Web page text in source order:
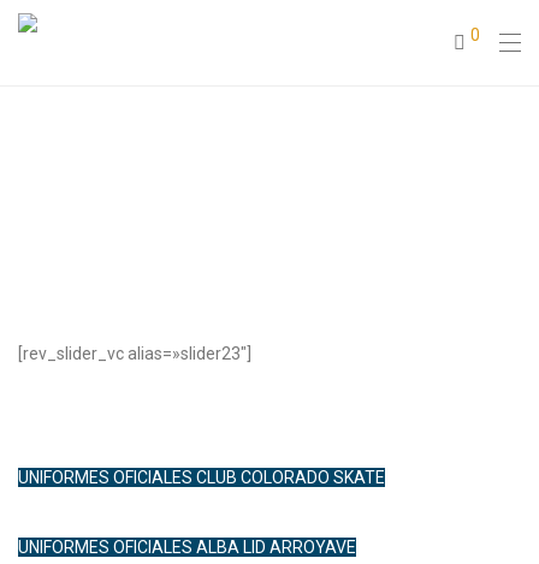
0
[rev_slider_vc alias=»slider23″]
UNIFORMES OFICIALES CLUB COLORADO SKATE
UNIFORMES OFICIALES ALBA LID ARROYAVE